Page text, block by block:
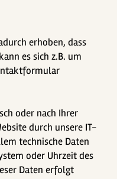
erhoben, dass
es sich z.B. um
oder nach Ihrer
durch unsere IT-
technische Daten
oder Uhrzeit des
Daten erfolgt